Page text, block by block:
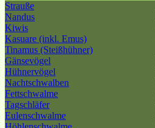
Strauße
Nandus
Kiwis
Kasuare (inkl. Emus)
Tinamus (Steißhühner)
Gänsevögel
Hühnervögel
Nachtschwalben
Fettschwalme
Tagschläfer
Eulenschwalme